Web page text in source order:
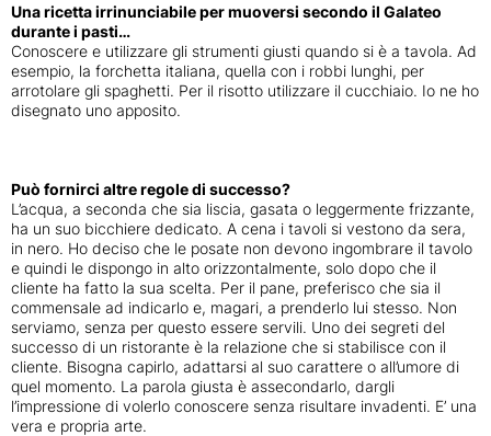
Una ricetta irrinunciabile per muoversi secondo il Galateo
durante i pasti…
Conoscere e utilizzare gli strumenti giusti quando si è a tavola. Ad
esempio, la forchetta italiana, quella con i robbi lunghi, per
arrotolare gli spaghetti. Per il risotto utilizzare il cucchiaio. Io ne ho
disegnato uno apposito.
Può fornirci altre regole di successo?
L’acqua, a seconda che sia liscia, gasata o leggermente frizzante,
ha un suo bicchiere dedicato. A cena i tavoli si vestono da sera,
in nero. Ho deciso che le posate non devono ingombrare il tavolo
e quindi le dispongo in alto orizzontalmente, solo dopo che il
cliente ha fatto la sua scelta. Per il pane, preferisco che sia il
commensale ad indicarlo e, magari, a prenderlo lui stesso. Non
serviamo, senza per questo essere servili. Uno dei segreti del
successo di un ristorante è la relazione che si stabilisce con il
cliente. Bisogna capirlo, adattarsi al suo carattere o all’umore di
quel momento. La parola giusta è assecondarlo, dargli
l’impressione di volerlo conoscere senza risultare invadenti. E’ una
vera e propria arte.